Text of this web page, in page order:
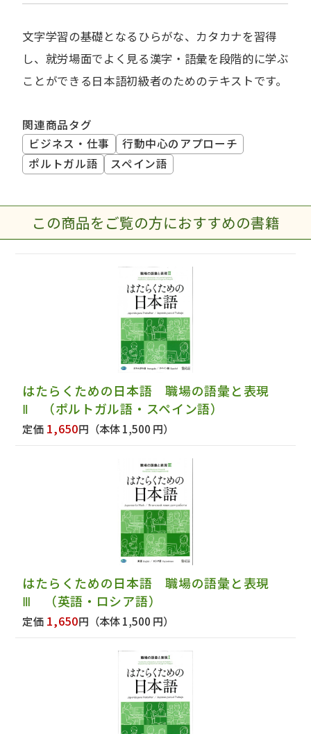
文字学習の基礎となるひらがな、カタカナを習得
し、就労場面でよく見る漢字・語彙を段階的に学ぶ
ことができる日本語初級者のためのテキストです。
関連商品タグ
ビジネス・仕事
行動中心のアプローチ
ポルトガル語
スペイン語
この商品をご覧の方におすすめの書籍
はたらくための日本語 職場の語彙と表現
Ⅱ （ポルトガル語・スペイン語）
定価 1,650円 （本体 1,500 円）
はたらくための日本語 職場の語彙と表現
Ⅲ （英語・ロシア語）
定価 1,650円 （本体 1,500 円）